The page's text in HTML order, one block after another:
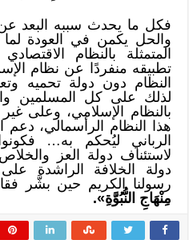
فكل ما يحدث سببه البعد
والحل يكمن في العودة
المتمثلة بالنظام
تطبيقه منفردًا عن نظام
النظام دون دولة تحميه
لذلك على كل المسلمين
بالنظام الإسلامي، وعلى
هذا النظام الرأسمالي، دعم
الرباني ليُحكم به…
لاستئناف دولة العز
دولة الخلافة الراشدة
رسولنا الكريم حين بشَّر
مِنْهَاجِ النُّبُوَّةِ».